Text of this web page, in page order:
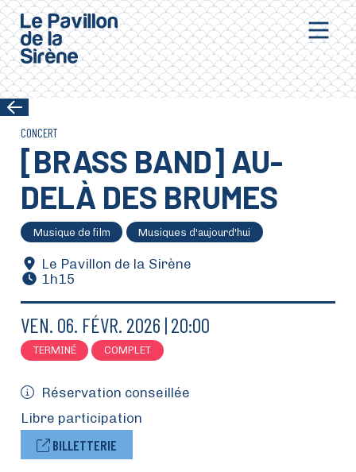
Aller au contenu principal
CONCERT
[BRASS BAND] AU-
DELÀ DES BRUMES
Musique de film Musiques d'aujourd'hui
Le Pavillon de la Sirène
1h15
VEN. 06. FÉVR. 2026 20:00
TERMINÉ COMPLET
Réservation conseillée
Libre participation
BILLETTERIE